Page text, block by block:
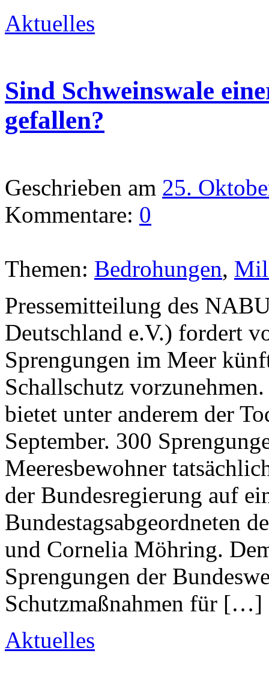
Aktuelles
Sind Schweinswale
gefallen?
Geschrieben am 25.
Kommentare: 0
Themen: Bedrohungen,
Pressemitteilung des
Deutschland e.V.) fordert
Sprengungen im Meer
Schallschutz
bietet unter anderem der
September. 300
Meeresbewohner
der Bundesregierung auf
Bundestagsabgeordneten
und Cornelia Möhring.
Sprengungen der
Schutzmaßnahmen für […]
Aktuelles